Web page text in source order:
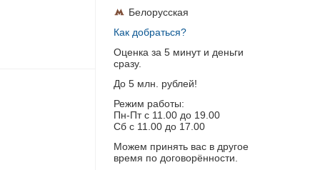
Белорусская
Как добраться?
Оценка за 5 минут и деньги
сразу.
До 5 млн. рублей!
Режим работы:
Пн-Пт c 11.00 до 19.00
Сб с 11.00 до 17.00
Можем принять вас в другое
время по договорённости.